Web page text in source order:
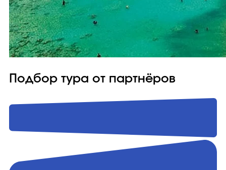
Подбор тура от партнёров